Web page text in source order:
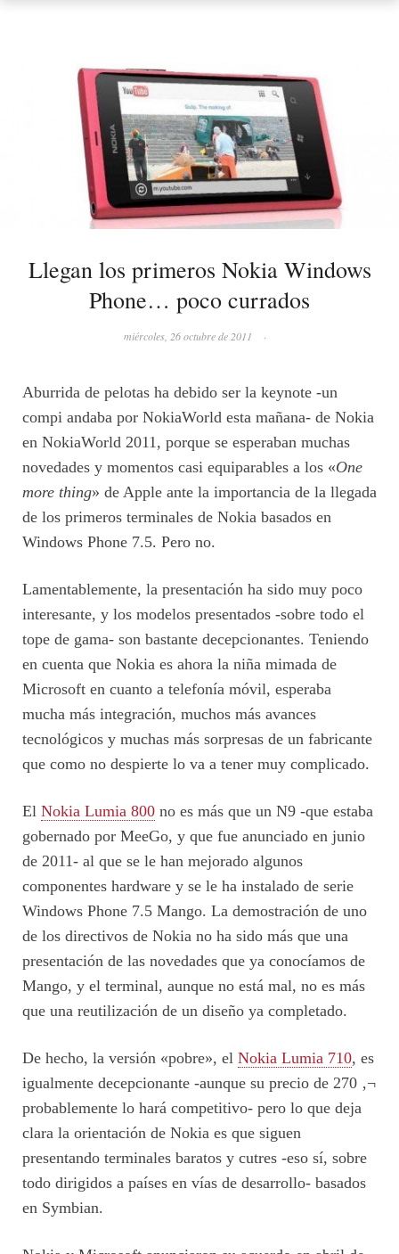
Llegan los primeros Nokia Windows
Phone… poco currados
miércoles, 26 octubre de 2011 ·
Aburrida de pelotas ha debido ser la keynote -un
compi andaba por NokiaWorld esta mañana- de Nokia
en NokiaWorld 2011, porque se esperaban muchas
novedades y momentos casi equiparables a los «One
more thing» de Apple ante la importancia de la llegada
de los primeros terminales de Nokia basados en
Windows Phone 7.5. Pero no.
Lamentablemente, la presentación ha sido muy poco
interesante, y los modelos presentados -sobre todo el
tope de gama- son bastante decepcionantes. Teniendo
en cuenta que Nokia es ahora la niña mimada de
Microsoft en cuanto a telefonía móvil, esperaba
mucha más integración, muchos más avances
tecnológicos y muchas más sorpresas de un fabricante
que como no despierte lo va a tener muy complicado.
El Nokia Lumia 800 no es más que un N9 -que estaba
gobernado por MeeGo, y que fue anunciado en junio
de 2011- al que se le han mejorado algunos
componentes hardware y se le ha instalado de serie
Windows Phone 7.5 Mango. La demostración de uno
de los directivos de Nokia no ha sido más que una
presentación de las novedades que ya conocíamos de
Mango, y el terminal, aunque no está mal, no es más
que una reutilización de un diseño ya completado.
De hecho, la versión «pobre», el Nokia Lumia 710, es
igualmente decepcionante -aunque su precio de 270 ‚¬
probablemente lo hará competitivo- pero lo que deja
clara la orientación de Nokia es que siguen
presentando terminales baratos y cutres -eso sí, sobre
todo dirigidos a países en vías de desarrollo- basados
en Symbian.